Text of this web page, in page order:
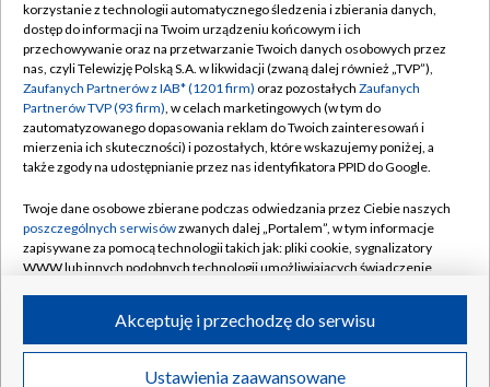
TVP
Abonament TVP
Emisja w TVP
Centrum informacji TVP
Naziemna Telewizja Cyfrowa
Rada Programowa
System NOS
Informacje o nadawcy
Program dla prasy
Regulamin TVP
Polityka prywatności
Moje zgody
Pomoc
Kontakt
Kanały
©2026 Telewizja Polska S.A. w likwidacji
korzystanie z technologii automatycznego śledzenia i zbierania danych,
dostęp do informacji na Twoim urządzeniu końcowym i ich
przechowywanie oraz na przetwarzanie Twoich danych osobowych przez
nas, czyli Telewizję Polską S.A. w likwidacji (zwaną dalej również „TVP”),
Zaufanych Partnerów z IAB* (1201 firm) oraz pozostałych Zaufanych
Partnerów TVP (93 firm), w celach marketingowych (w tym do
zautomatyzowanego dopasowania reklam do Twoich zainteresowań i
mierzenia ich skuteczności) i pozostałych, które wskazujemy poniżej, a
także zgody na udostępnianie przez nas identyfikatora PPID do Google.
Twoje dane osobowe zbierane podczas odwiedzania przez Ciebie naszych
poszczególnych serwisówzwanych dalej „Portalem”, w tym informacje
zapisywane za pomocą technologii takich jak: pliki cookie, sygnalizatory
WWW lub innych podobnych technologii umożliwiających świadczenie
ruchu w Internecie.
Twoje dane osobowe zbierane podczas odwiedzania przez Ciebie
Ustawienia zaawansowane
Akceptuję i przechodzę do serwisu